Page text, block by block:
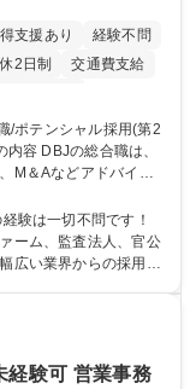
支援あり
経験不問
2日制
交通費支給
M＆Aなどアドバイザ
通し、複数の専門性を
形成していただきま
門でご活躍いただきま
は、別途その他労働条
験は一切不問です！
ーム、監査法人、官公
広い業界からの採用実
シャル採用（第2新
新たな時代を見据え
る役割を担いたい、と
験可 営業事務